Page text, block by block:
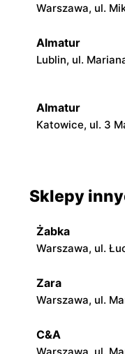
Warszawa, ul.
Almatur
Lublin, ul.
Almatur
Katowice, ul. 3
Sklepy
Żabka
Warszawa, ul.
Zara
Warszawa, ul.
C&A